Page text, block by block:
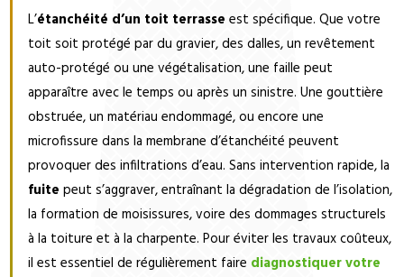
L’étanchéité d’un toit terrasse est spécifique. Que votre
toit soit protégé par du gravier, des dalles, un revêtement
auto-protégé ou une végétalisation, une faille peut
apparaître avec le temps ou après un sinistre. Une gouttière
obstruée, un matériau endommagé, ou encore une
microfissure dans la membrane d’étanchéité peuvent
provoquer des infiltrations d’eau. Sans intervention rapide, la
fuite peut s’aggraver, entraînant la dégradation de l’isolation,
la formation de moisissures, voire des dommages structurels
à la toiture et à la charpente. Pour éviter les travaux coûteux,
il est essentiel de régulièrement faire diagnostiquer votre